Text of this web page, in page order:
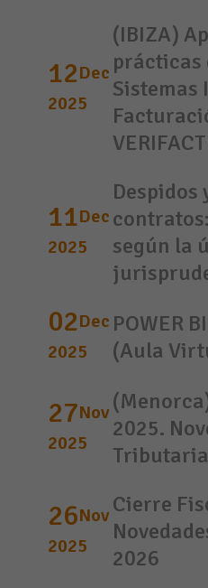
12Dec
2025
(IBIZA)
prácticas
Sistemas
11Dec
2025
Despidos
según la
02Dec
2025
POWER
(Aula
27Nov
2025
2025.
26Nov
2025
Cierre
2026